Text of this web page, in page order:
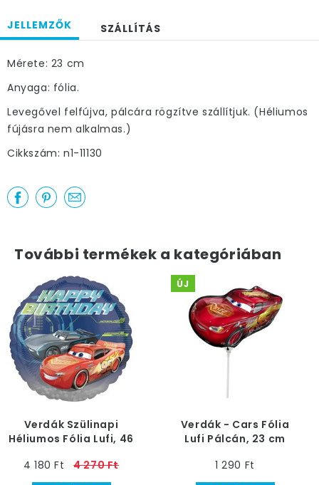
JELLEMZŐK SZÁLLÍTÁS
Mérete: 23 cm
Anyaga: fólia.
Levegővel felfújva, pálcára rögzítve szállítjuk. (Héliumos
fújásra nem alkalmas.)
Cikkszám: n1-11130
További termékek a kategóriában
Verdák Szülinapi
Héliumos Fólia Lufi, 46
4 180 Ft
4 270 Ft
ÚJ
Verdák - Cars Fólia
Lufi Pálcán, 23 cm
1 290 Ft